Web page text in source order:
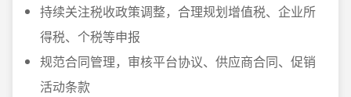
持续关注税收政策调整，合理规划增值税、企业所
得税、个税等申报
规范合同管理，审核平台协议、供应商合同、促销
活动条款